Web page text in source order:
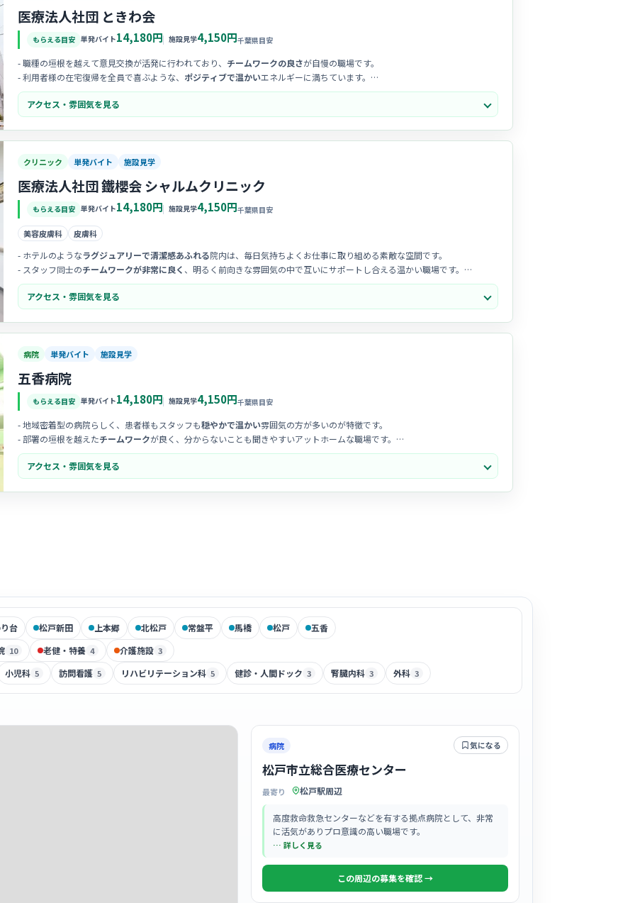
医療法人社団 ときわ会
もらえる目安 単発バイト14,180円 施設見学4,150円千葉県目安
- 職種の垣根を越えて意見交換が活発に行われており、 チームワークの良さが自慢の職場です。
- 利用者様の在宅復帰を全員で喜ぶような、 ポジティブで温かいエネルギーに満ちています。
- 新人さんや見学の方を優しく迎え入れるアットホームな雰囲気があり、馴染みやすい環境です。
アクセス・雰囲気を見る
クリニック 単発バイト 施設見学
医療法人社団 鐵櫻会 シャルムクリニック
もらえる目安 単発バイト14,180円 施設見学4,150円千葉県目安
美容皮膚科 皮膚科
- ホテルのようなラグジュアリーで清潔感あふれる院内は、毎日気持ちよくお仕事に取り組める素敵な空間です。
- スタッフ同士のチームワークが非常に良く 、明るく前向きな雰囲気の中で互いにサポートし合える温かい職場です。
- 患者様への丁寧な対応を重視しており、看護師として質の高い接遇スキルを自然と磨いていくことができます。
アクセス・雰囲気を見る
病院 単発バイト 施設見学
五香病院
もらえる目安 単発バイト14,180円 施設見学4,150円千葉県目安
- 地域密着型の病院らしく、患者様もスタッフも穏やかで温かい雰囲気の方が多いのが特徴です。
- 部署の垣根を越えたチームワークが良く、分からないことも聞きやすいアットホームな職場です。
- 中途採用の方への受け入れ態勢が整っており、馴染みやすい空気感があるので安心してお仕事を開始できます。
アクセス・雰囲気を見る
台 松戸新田 上本郷 北松戸 常盤平 馬橋 松戸
五香
10 老健・特養 4 介護施設 3
小児科 5 訪問看護 5 リハビリテーション科 5 健診・人間ドック 3 腎臓内科 3 外科 3
病院 気になる
松戸市立総合医療センター
最寄り 松戸駅周辺
高度救命救急センターなどを有する拠点病院として、非常
に活気がありプロ意識の高い職場です。
… 詳しく見る
この周辺の募集を確認 →